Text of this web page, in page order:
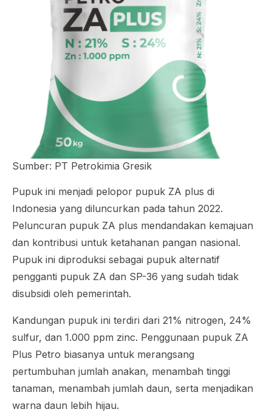
Sumber: PT Petrokimia Gresik
Pupuk ini menjadi pelopor pupuk ZA plus di
Indonesia yang diluncurkan pada tahun 2022.
Peluncuran pupuk ZA plus mendandakan kemajuan
dan kontribusi untuk ketahanan pangan nasional.
Pupuk ini diproduksi sebagai pupuk alternatif
pengganti pupuk ZA dan SP-36 yang sudah tidak
disubsidi oleh pemerintah.
Kandungan pupuk ini terdiri dari 21% nitrogen, 24%
sulfur, dan 1.000 ppm zinc. Penggunaan pupuk ZA
Plus Petro biasanya untuk merangsang
pertumbuhan jumlah anakan, menambah tinggi
tanaman, menambah jumlah daun, serta menjadikan
warna daun lebih hijau.